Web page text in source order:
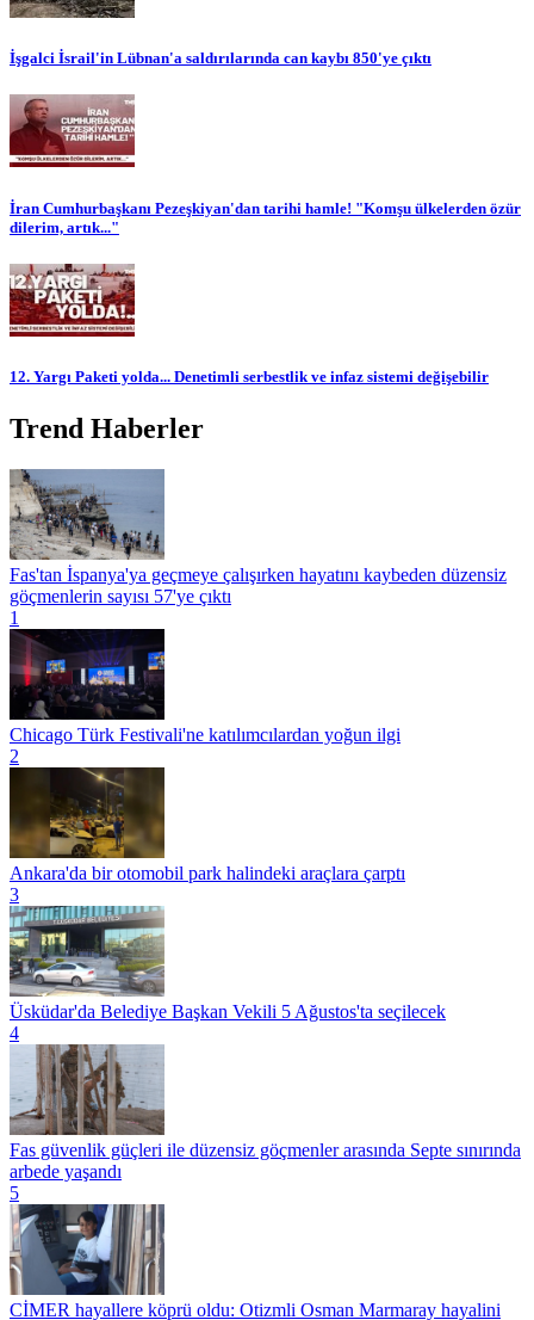
İşgalci İsrail'in Lübnan'a saldırılarında can kaybı 850'ye çıktı
İran Cumhurbaşkanı Pezeşkiyan'dan tarihi hamle! "Komşu ülkelerden özür
dilerim, artık..."
12. Yargı Paketi yolda... Denetimli serbestlik ve infaz sistemi değişebilir
Trend Haberler
Fas'tan İspanya'ya geçmeye çalışırken hayatını kaybeden düzensiz
göçmenlerin sayısı 57'ye çıktı
1
Chicago Türk Festivali'ne katılımcılardan yoğun ilgi
2
Ankara'da bir otomobil park halindeki araçlara çarptı
3
Üsküdar'da Belediye Başkan Vekili 5 Ağustos'ta seçilecek
4
Fas güvenlik güçleri ile düzensiz göçmenler arasında Septe sınırında
arbede yaşandı
5
CİMER hayallere köprü oldu: Otizmli Osman Marmaray hayalini